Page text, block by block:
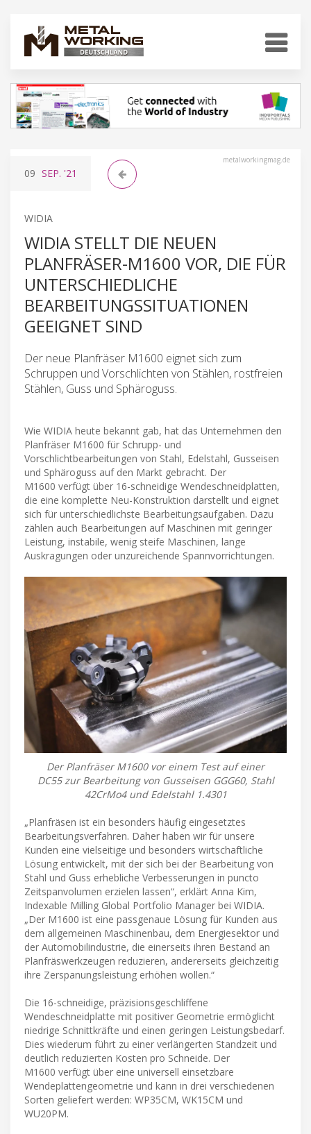
metalworkingmag.de
09 SEP. '21
WIDIA
WIDIA STELLT DIE NEUEN
PLANFRÄSER-M1600 VOR, DIE FÜR
UNTERSCHIEDLICHE
BEARBEITUNGSSITUATIONEN
GEEIGNET SIND
Der neue Planfräser M1600 eignet sich zum
Schruppen und Vorschlichten von Stählen, rostfreien
Stählen, Guss und Sphäroguss.
Wie WIDIA heute bekannt gab, hat das Unternehmen den
Planfräser M1600 für Schrupp- und
Vorschlichtbearbeitungen von Stahl, Edelstahl, Gusseisen
und Sphäroguss auf den Markt gebracht. Der
M1600 verfügt über 16-schneidige Wendeschneidplatten,
die eine komplette Neu-Konstruktion darstellt und eignet
sich für unterschiedlichste Bearbeitungsaufgaben. Dazu
zählen auch Bearbeitungen auf Maschinen mit geringer
Leistung, instabile, wenig steife Maschinen, lange
Auskragungen oder unzureichende Spannvorrichtungen.
Der Planfräser M1600 vor einem Test auf einer
DC55 zur Bearbeitung von Gusseisen GGG60, Stahl
42CrMo4 und Edelstahl 1.4301
„Planfräsen ist ein besonders häufig eingesetztes
Bearbeitungsverfahren. Daher haben wir für unsere
Kunden eine vielseitige und besonders wirtschaftliche
Lösung entwickelt, mit der sich bei der Bearbeitung von
Stahl und Guss erhebliche Verbesserungen in puncto
Zeitspanvolumen erzielen lassen“, erklärt Anna Kim,
Indexable Milling Global Portfolio Manager bei WIDIA.
„Der M1600 ist eine passgenaue Lösung für Kunden aus
dem allgemeinen Maschinenbau, dem Energiesektor und
der Automobilindustrie, die einerseits ihren Bestand an
Planfräswerkzeugen reduzieren, andererseits gleichzeitig
ihre Zerspanungsleistung erhöhen wollen.“
Die 16-schneidige, präzisionsgeschliffene
Wendeschneidplatte mit positiver Geometrie ermöglicht
niedrige Schnittkräfte und einen geringen Leistungsbedarf.
Dies wiederum führt zu einer verlängerten Standzeit und
deutlich reduzierten Kosten pro Schneide. Der
M1600 verfügt über eine universell einsetzbare
Wendeplattengeometrie und kann in drei verschiedenen
Sorten geliefert werden: WP35CM, WK15CM und
WU20PM.